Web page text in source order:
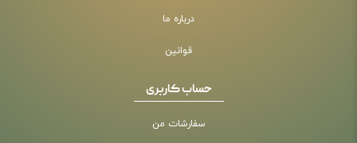
درباره ما
قوانین
حساب کاربری
سفارشات من